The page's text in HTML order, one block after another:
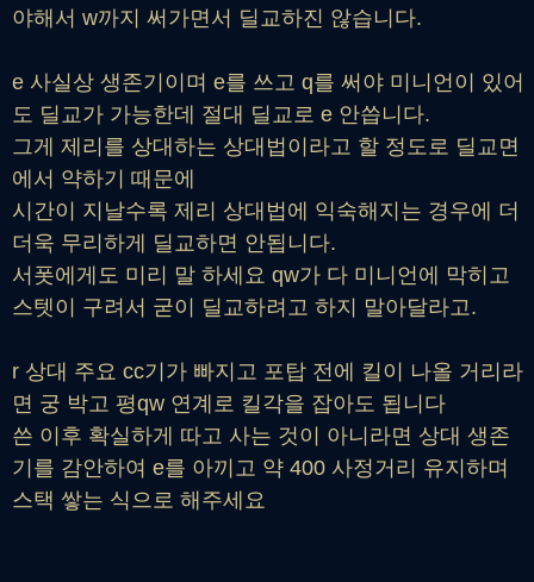
야해서 w까지 써가면서 딜교하진 않습니다.
e 사실상 생존기이며 e를 쓰고 q를 써야 미니언이 있어
도 딜교가 가능한데 절대 딜교로 e 안씁니다.
그게 제리를 상대하는 상대법이라고 할 정도로 딜교면
에서 약하기 때문에
시간이 지날수록 제리 상대법에 익숙해지는 경우에 더
더욱 무리하게 딜교하면 안됩니다.
서폿에게도 미리 말 하세요 qw가 다 미니언에 막히고
스텟이 구려서 굳이 딜교하려고 하지 말아달라고.
r 상대 주요 cc기가 빠지고 포탑 전에 킬이 나올 거리라
면 궁 박고 평qw 연계로 킬각을 잡아도 됩니다
쓴 이후 확실하게 따고 사는 것이 아니라면 상대 생존
기를 감안하여 e를 아끼고 약 400 사정거리 유지하며
스택 쌓는 식으로 해주세요